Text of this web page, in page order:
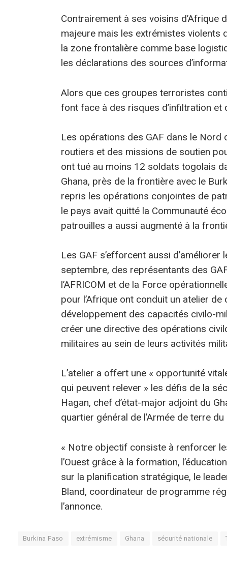
Contrairement à ses voisins d’Afrique
majeure mais les extrémistes violents
la zone frontalière comme base
les déclarations des sources
Alors que ces groupes terroristes
font face à des risques d’infiltration et
Les opérations des GAF dans le Nord
routiers et des missions de soutien
ont tué au moins 12 soldats togolais
Ghana, près de la frontière avec le
repris les opérations conjointes de
le pays avait quitté la Communauté
patrouilles a aussi augmenté à la
Les GAF s’efforcent aussi
septembre, des représentants des
l’AFRICOM et de la Force
pour l’Afrique ont conduit un atelier
développement des capacités civilo-
créer une directive des opérations
militaires au sein de leurs activités
L’atelier a offert une « opportunité
qui peuvent relever » les défis de la
Hagan, chef d’état-major adjoint du
quartier général de l’Armée de terre
« Notre objectif consiste à renforcer
l’Ouest grâce à la formation,
sur la planification stratégique, le
Bland, coordinateur de programme
l’annonce.
Burkina Faso extrémisme Ghana sécurité nationale